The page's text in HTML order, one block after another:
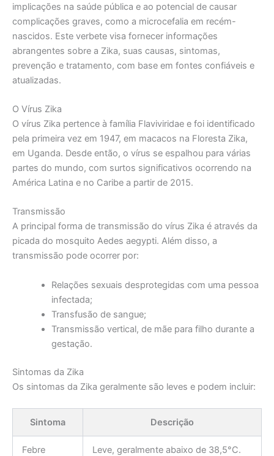
implicações na saúde pública e ao potencial de causar
complicações graves, como a microcefalia em recém-
nascidos. Este verbete visa fornecer informações
abrangentes sobre a Zika, suas causas, sintomas,
prevenção e tratamento, com base em fontes confiáveis e
atualizadas.
O Vírus Zika
O vírus Zika pertence à família Flaviviridae e foi identificado
pela primeira vez em 1947, em macacos na Floresta Zika,
em Uganda. Desde então, o vírus se espalhou para várias
partes do mundo, com surtos significativos ocorrendo na
América Latina e no Caribe a partir de 2015.
Transmissão
A principal forma de transmissão do vírus Zika é através da
picada do mosquito Aedes aegypti. Além disso, a
transmissão pode ocorrer por:
Relações sexuais desprotegidas com uma pessoa
infectada;
Transfusão de sangue;
Transmissão vertical, de mãe para filho durante a
gestação.
Sintomas da Zika
Os sintomas da Zika geralmente são leves e podem incluir:
Sintoma Descrição
Febre Leve, geralmente abaixo de 38,5°C.